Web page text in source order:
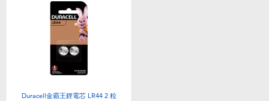
電子玩具
遊戲及拼圖系列
playpop
LEGO樂高
Duracell金霸王鋰電芯 LR44 2 粒